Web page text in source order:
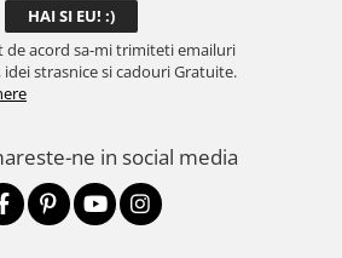
de acord sa-mi trimiteti emailuri
idei strasnice si cadouri Gratuite.
ne in social media